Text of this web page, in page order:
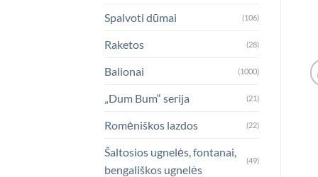
Spalvoti dūmai (106)
Raketos (28)
Balionai (1000)
„Dum Bum“ serija (21)
Romėniškos lazdos (22)
Šaltosios ugnelės, fontanai,
bengališkos ugnelės
(49)